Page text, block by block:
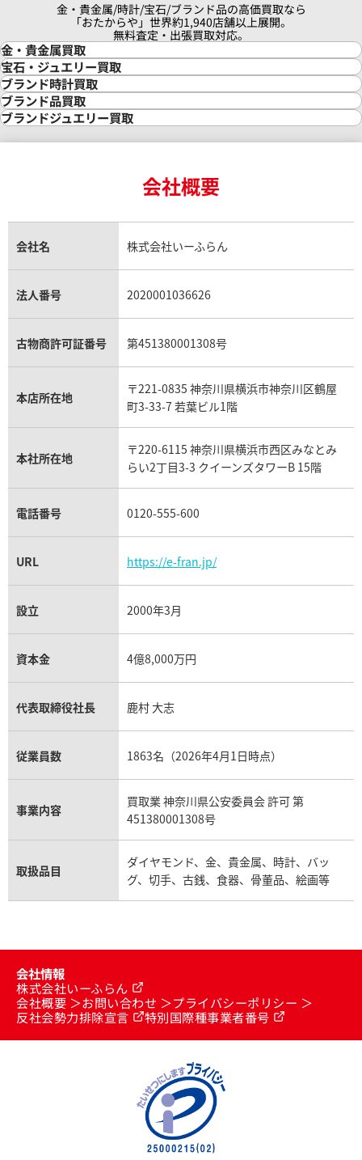
金・貴金属/時計/宝石/ブランド品の高価買取なら
「おたからや」世界約1,940店舗以上展開。
無料査定・出張買取対応。
金・貴金属買取
金買取
金の相場価格情報
金の参考買取価格一覧
インゴット買取
インゴットの相場価格情報
24金買取
金貨買取
貴金属買取
銀・シルバー買取
パラジウム買取
宝石・ジュエリー買取
宝石・ジュエリー買取
ダイヤモンド買取
ダイヤモンド・宝石の参考価格一覧
リング・結婚指輪買取
エメラルド買取
トパーズ買取
タンザナイト買取
キャッツアイ買取
アクアマリン買取
ブランド時計買取
時計買取
ロレックス買取
ロレックス デイトナ買取
ロレックス サブマリーナー買取
ロレックス エクスプローラー買取
ロレックス デイトジャスト買取
パテック フィリップノーチラス買取
ヴァシュロン・コンスタンタン買取
オメガ買取
カルティエ買取
フランク ミュラー買取
リシャール・ミル買取
パネライ買取
チューダー（チュードル）買取
ブランド品買取
ブランド買取
シャネル マトラッセ買取
セリーヌ買取
プラダ買取
ブランドジュエリー買取
ヴァンクリーフ＆アーペル買取
ショーメ買取
ダミアーニ買取
モーブッサン買取
会社概要
会社名 株式会社いーふらん
法人番号 2020001036626
古物商許可証番号 第451380001308号
本店所在地
〒221-0835 神奈川県横浜市神奈川区鶴屋
町3-33-7 若葉ビル1階
本社所在地
〒220-6115 神奈川県横浜市西区みなとみ
らい2丁目3-3 クイーンズタワーB 15階
電話番号 0120-555-600
URL https://e-fran.jp/
設立 2000年3月
資本金 4億8,000万円
代表取締役社長 鹿村 大志
従業員数 1863名（2026年4月1日時点）
事業内容
買取業 神奈川県公安委員会 許可 第
451380001308号
取扱品目
ダイヤモンド、金、貴金属、時計、バッ
グ、切手、古銭、食器、骨董品、絵画等
会社情報
株式会社いーふらん
会社概要
お問い合わせ
プライバシーポリシー
反社会勢力排除宣言
特別国際種事業者番号